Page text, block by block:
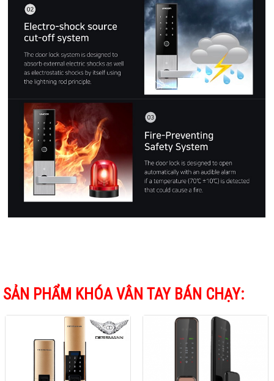
SẢN PHẨM KHÓA VÂN TAY BÁN CHẠY: